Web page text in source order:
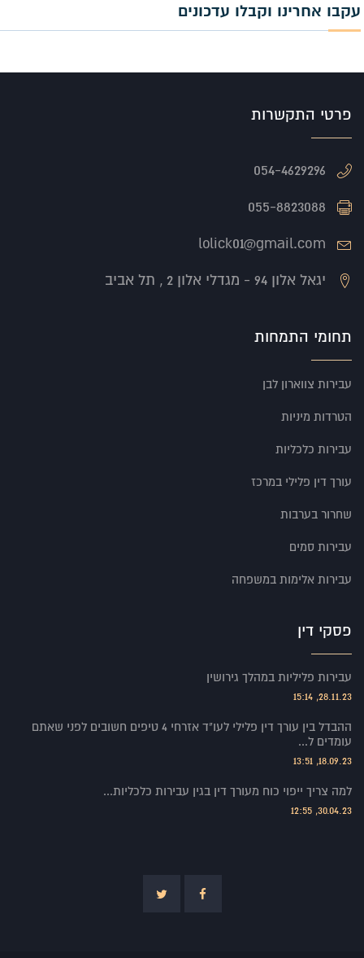
עקבו אחרינו וקבלו עדכונים
פרטי התקשרות
054-4629296
055-8823088
lolick01@gmail.com
יגאל אלון 94 - מגדלי אלון 2 , תל אביב
תחומי התמחות
עבירות צווארון לבן
הטרדות מיניות
עבירות כלכליות
עורך דין פלילי במרכז
שחרור בערבות
עבירות סמים
עבירות אלימות במשפחה
פסקי דין
עבירות פליליות במהלך גירושין
28.11.23, 15:14
ההבדל בין עורך דין פלילי לעו"ד אזרחי 4 טיפים חשובים לפני שאתם
עומדים ל...
18.09.23, 13:51
למה צריך ייפוי כוח מעורך דין בגין עבירות כלכליות...
30.04.23, 12:55